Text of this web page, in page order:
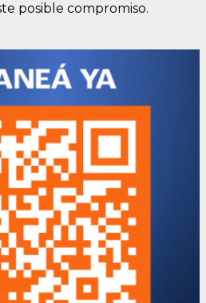
posible compromiso.